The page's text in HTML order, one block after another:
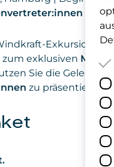
Exkursion
zum exklusiven Meet
Sie die
zu präsentieren